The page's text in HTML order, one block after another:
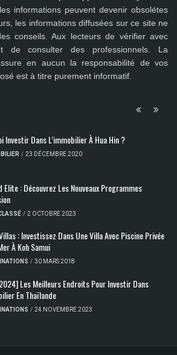
informations peuvent devenir obsolétes
les informations diffusées sur ce site ne
conseils. Aux lecteurs de vérifier avec
de consulter des professionnels. La
en aucun la responsabilité de vos
est à titre purement informatif.
Investir Dans L’immobilier À Hua Hin ?
/ 23 DÉCEMBRE 2020
Elite : Découvrez Les Nouveaux Programmes
/ 2 OCTOBRE 2023
: Investissez Dans Une Villa Avec Piscine Privée
À Koh Samui
/ 30 MARS 2018
Les Meilleurs Endroits Pour Investir Dans
En Thaïlande
/ 24 NOVEMBRE 2023